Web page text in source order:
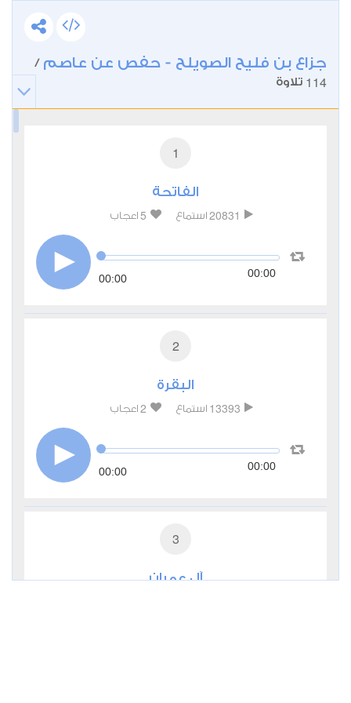
جزاع بن فليح الصويلح - حفص عن عاصم /
114 تلاوة
1
الفاتحة
20831 استماع 5 اعجاب
00:00 00:00
2
البقرة
13393 استماع 2 اعجاب
00:00 00:00
3
آل عمران